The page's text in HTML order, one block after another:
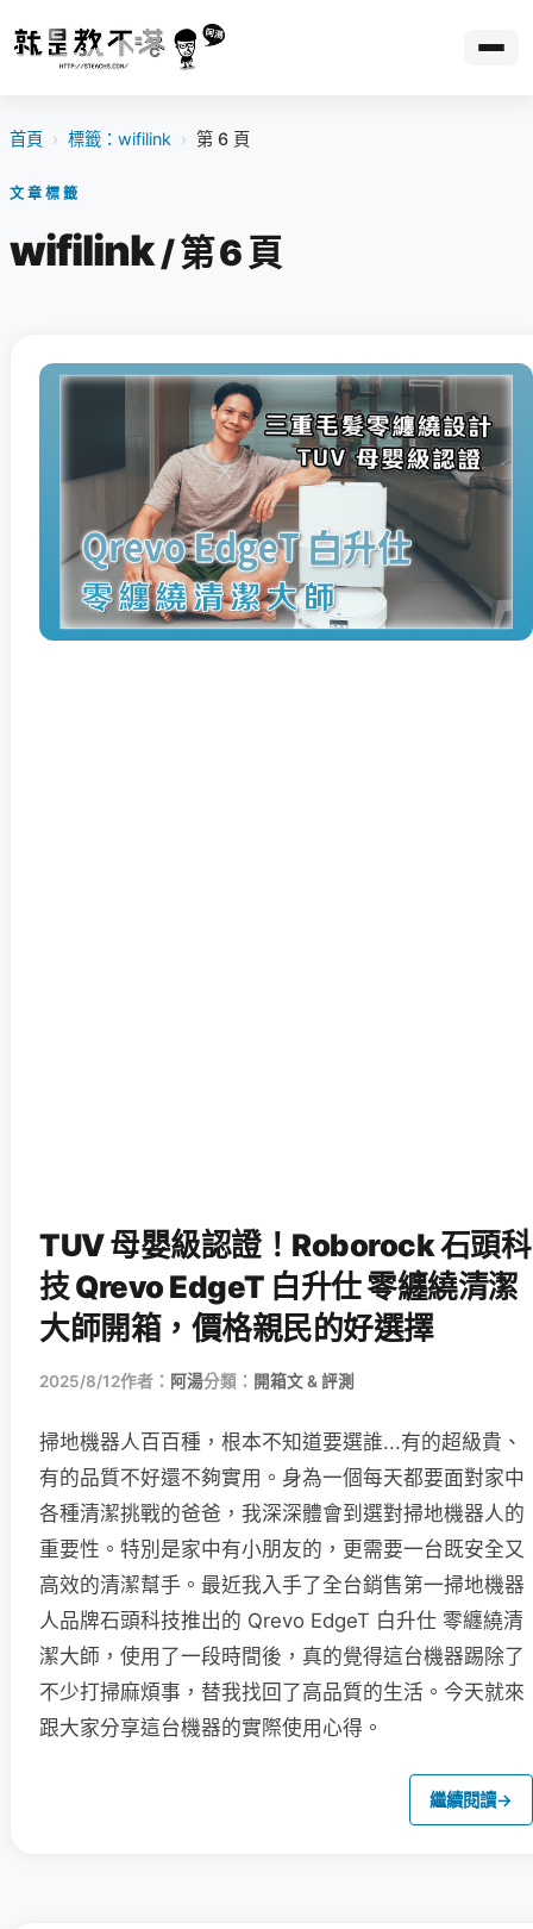
首頁 › 標籤：wifilink › 第 6 頁
文章標籤
wifilink/ 第 6 頁
TUV 母嬰級認證！Roborock 石頭科
技 Qrevo EdgeT 白升仕 零纏繞清潔
大師開箱，價格親民的好選擇
2025/8/12作者： 阿湯分類： 開箱文 & 評測
掃地機器人百百種，根本不知道要選誰...有的超級貴、
有的品質不好還不夠實用。身為一個每天都要面對家中
各種清潔挑戰的爸爸，我深深體會到選對掃地機器人的
重要性。特別是家中有小朋友的，更需要一台既安全又
高效的清潔幫手。最近我入手了全台銷售第一掃地機器
人品牌石頭科技推出的 Qrevo EdgeT 白升仕 零纏繞清
潔大師，使用了一段時間後，真的覺得這台機器踢除了
不少打掃麻煩事，替我找回了高品質的生活。今天就來
跟大家分享這台機器的實際使用心得。
繼續閱讀→